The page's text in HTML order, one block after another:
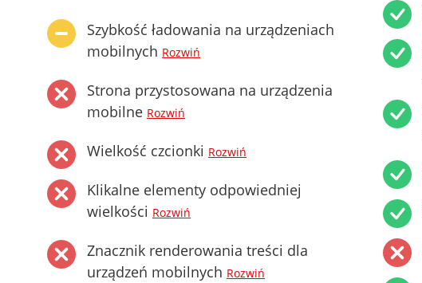
Szybkość ładowania na urządzeniach
mobilnych Rozwiń
Strona przystosowana na urządzenia
mobilne Rozwiń
Wielkość czcionki Rozwiń
Klikalne elementy odpowiedniej
wielkości Rozwiń
Znacznik renderowania treści dla
urządzeń mobilnych Rozwiń